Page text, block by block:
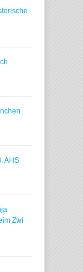
AHS
Zwi